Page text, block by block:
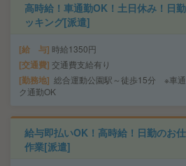
高時給！車通勤OK！土日休み！日
ッキング[派遣]
給 与 時給1350円
交通費 交通費支給有り
勤務地 総合運動公園駅～徒歩15分 ※車
ク通勤OK
給与即払いOK！高時給！日勤のお
作業[派遣]